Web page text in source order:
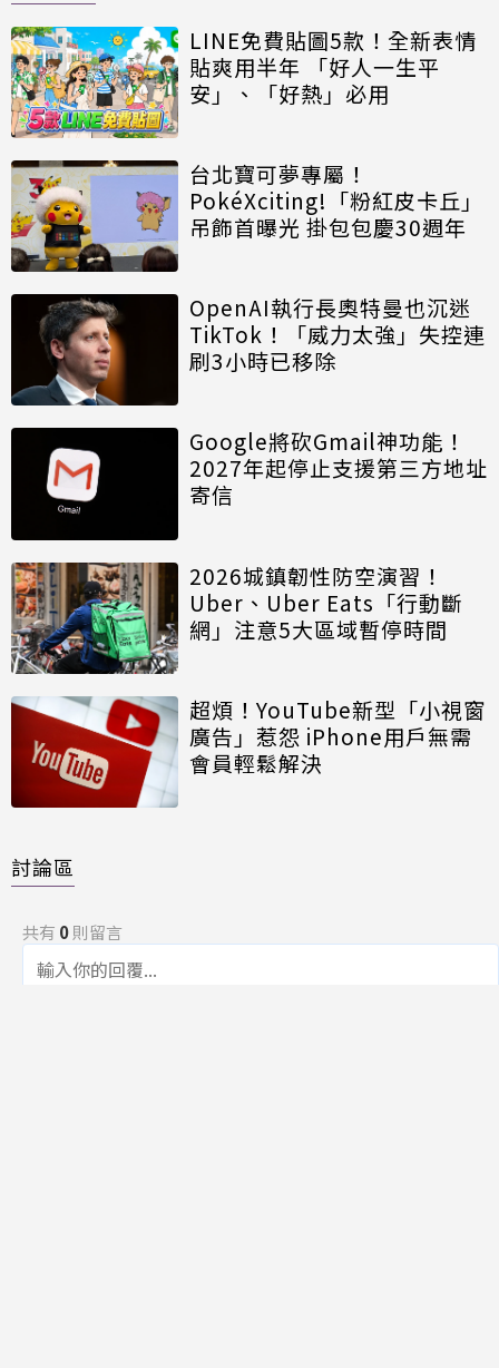
LINE免費貼圖5款！全新表情
貼爽用半年 「好人一生平
安」、「好熱」必用
台北寶可夢專屬！
PokéXciting!「粉紅皮卡丘」
吊飾首曝光 掛包包慶30週年
OpenAI執行長奧特曼也沉迷
TikTok！「威力太強」失控連
刷3小時已移除
Google將砍Gmail神功能！
2027年起停止支援第三方地址
寄信
2026城鎮韌性防空演習！
Uber、Uber Eats「行動斷
網」注意5大區域暫停時間
超煩！YouTube新型「小視窗
廣告」惹怨 iPhone用戶無需
會員輕鬆解決
討論區
共有 0則留言